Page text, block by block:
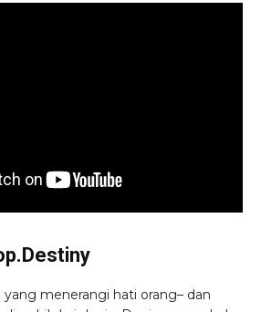
yang menerangi hati orang– dan